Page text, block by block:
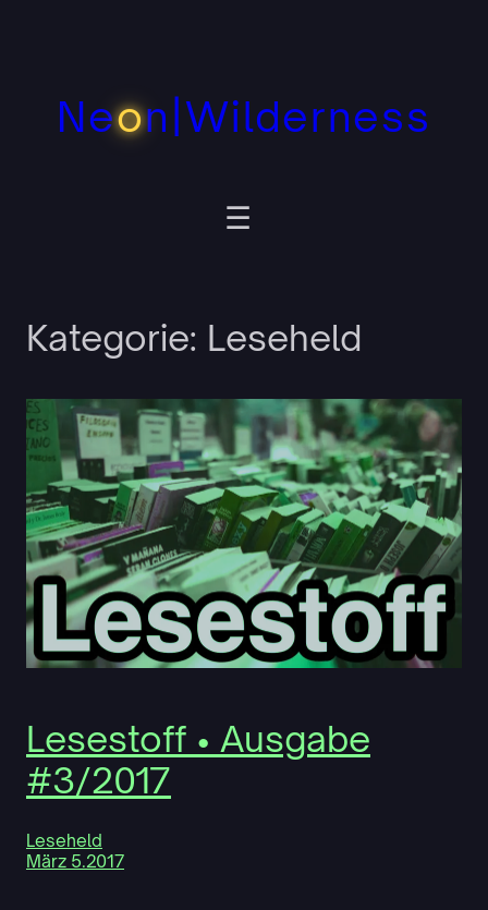
Neon|Wilderness
Kategorie: Leseheld
Lesestoff • Ausgabe
#3/2017
Leseheld
März 5.2017